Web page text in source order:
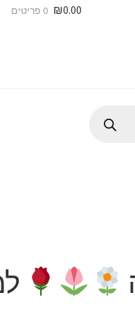
₪0.00 0 פריטים